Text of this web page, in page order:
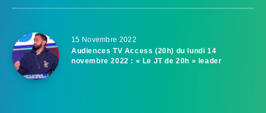
15 Novembre 2022
Audiences TV Access (20h) du lundi 14
novembre 2022 : « Le JT de 20h » leader